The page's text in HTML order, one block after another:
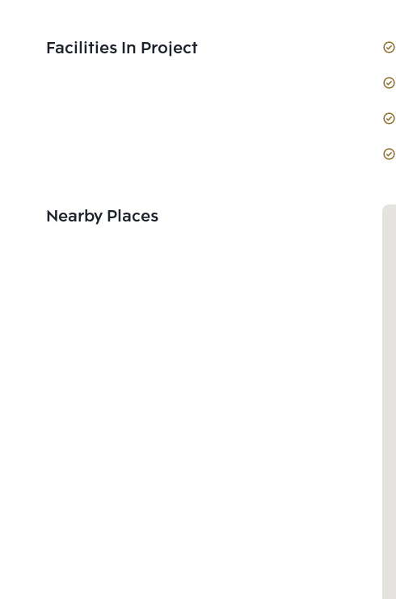
Facilities In Project
Nearby Places